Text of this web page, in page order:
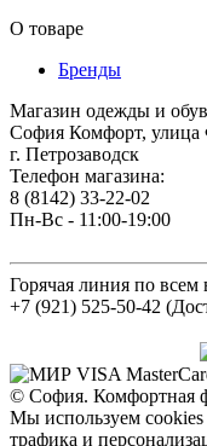
О товаре
Бренды
Магазин одежды и
София Комфорт, улица
г. Петрозаводск
Телефон магазина:
8 (8142) 33-22-02
Пн-Вс - 11:00-19:00
Горячая линия по всем
+7 (921) 525-50-42
© София. Комфортная
Мы используем cookies
трафика и